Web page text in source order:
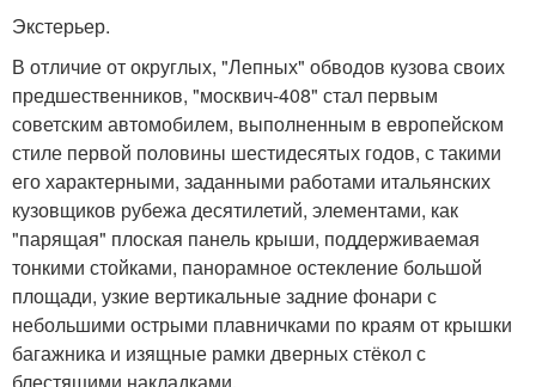
Экстерьер.
В отличие от округлых, "Лепных" обводов кузова своих
предшественников, "москвич-408" стал первым
советским автомобилем, выполненным в европейском
стиле первой половины шестидесятых годов, с такими
его характерными, заданными работами итальянских
кузовщиков рубежа десятилетий, элементами, как
"парящая" плоская панель крыши, поддерживаемая
тонкими стойками, панорамное остекление большой
площади, узкие вертикальные задние фонари с
небольшими острыми плавничками по краям от крышки
багажника и изящные рамки дверных стёкол с